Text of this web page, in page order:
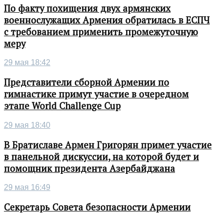
По факту похищения двух армянских
военнослужащих Армения обратилась в ЕСПЧ
с требованием применить промежуточную
меру
29 мая 18:42
Представители сборной Армении по
гимнастике примут участие в очередном
этапе World Challenge Cup
29 мая 18:40
В Братиславе Армен Григорян примет участие
в панельной дискуссии, на которой будет и
помощник президента Азербайджана
29 мая 16:49
Секретарь Совета безопасности Армении